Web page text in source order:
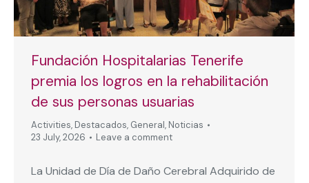
Fundación Hospitalarias Tenerife
premia los logros en la rehabilitación
de sus personas usuarias
Activities, Destacados, General, Noticias
23 July, 2026
Leave a comment
La Unidad de Día de Daño Cerebral Adquirido de